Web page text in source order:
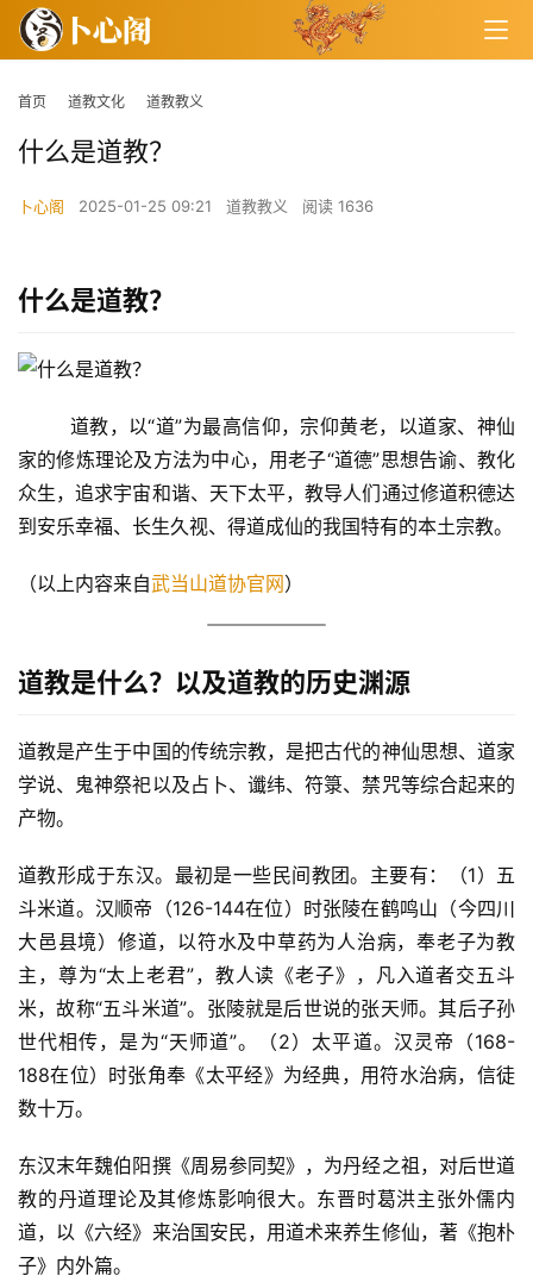
首页 道教文化 道教教义
什么是道教？
卜心阁 2025-01-25 09:21 道教教义 阅读 1636
什么是道教？
道教，以“道”为最高信仰，宗仰黄老，以道家、神仙
家的修炼理论及方法为中心，用老子“道德”思想告谕、教化
众生，追求宇宙和谐、天下太平，教导人们通过修道积德达
到安乐幸福、长生久视、得道成仙的我国特有的本土宗教。
（以上内容来自武当山道协官网）
道教是什么？以及道教的历史渊源
道教是产生于中国的传统宗教，是把古代的神仙思想、道家
学说、鬼神祭祀以及占卜、谶纬、符箓、禁咒等综合起来的
产物。
道教形成于东汉。最初是一些民间教团。主要有：（1）五
斗米道。汉顺帝（126-144在位）时张陵在鹤鸣山（今四川
大邑县境）修道，以符水及中草药为人治病，奉老子为教
主，尊为“太上老君”，教人读《老子》，凡入道者交五斗
米，故称“五斗米道”。张陵就是后世说的张天师。其后子孙
世代相传，是为“天师道”。（2）太平道。汉灵帝（168-
188在位）时张角奉《太平经》为经典，用符水治病，信徒
数十万。
东汉末年魏伯阳撰《周易参同契》，为丹经之祖，对后世道
教的丹道理论及其修炼影响很大。东晋时葛洪主张外儒内
道，以《六经》来治国安民，用道术来养生修仙，著《抱朴
子》内外篇。